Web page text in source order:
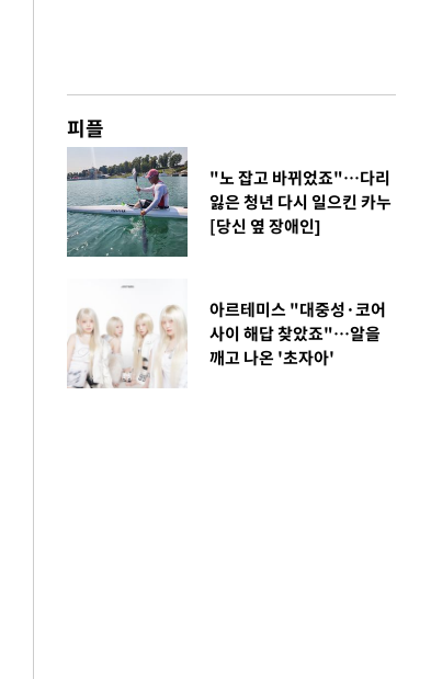
피플
"노 잡고 바뀌었죠"…다리
잃은 청년 다시 일으킨 카누
[당신 옆 장애인]
아르테미스 "대중성·코어
사이 해답 찾았죠"…알을
깨고 나온 '초자아'